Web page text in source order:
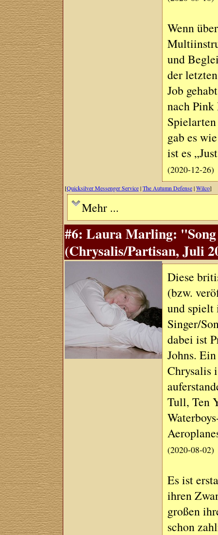
Wenn
und
der
Job
nach
gab es
ist es
(2020-12-26)
[Quicksilver Messenger Service|The Autumn Defense|Wilco]
Mehr ...
#6: Laura Marling:
(Chrysalis/Partisan, Juli
Diese
(bzw.
und spielt
Singer/
dabei ist
Johns.
Chrysalis
Tull, Ten
(2020-08-02)
Es ist
ihren
großen
schon